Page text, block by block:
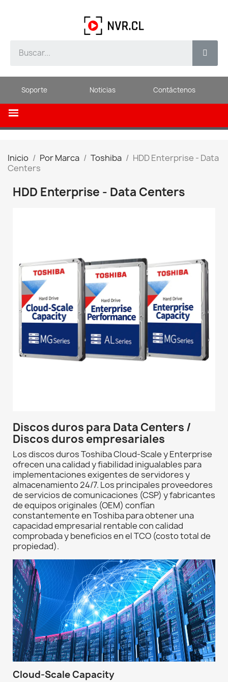
Soporte Noticias Contáctenos
Inicio Por Marca Toshiba
HDD Enterprise - Data
Centers
HDD Enterprise - Data Centers
Discos duros para Data Centers /
Discos duros empresariales
Los discos duros Toshiba Cloud-Scale y Enterprise
ofrecen una calidad y fiabilidad inigualables para
implementaciones exigentes de servidores y
almacenamiento 24/7. Los principales proveedores
de servicios de comunicaciones (CSP) y fabricantes
de equipos originales (OEM) confían
constantemente en Toshiba para obtener una
capacidad empresarial rentable con calidad
comprobada y beneficios en el TCO (costo total de
propiedad).
Cloud-Scale Capacity